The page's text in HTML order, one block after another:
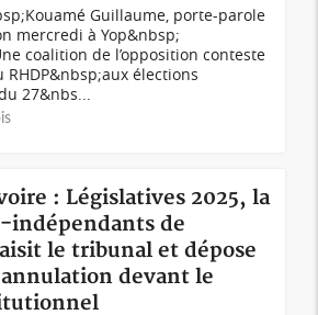
Guillaume, porte-parole
mercredi à Yop&nbsp;
coalition de l’opposition conteste
RHDP&nbsp;aux élections
27&nbs...
: Législatives 2025, la
indépendants de
le tribunal et dépose
devant le